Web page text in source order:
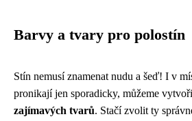
Barvy a tvary pro polostín
Stín nemusí znamenat nudu a šeď! I v
pronikají jen sporadicky, můžeme
zajímavých tvarů. Stačí zvolit ty